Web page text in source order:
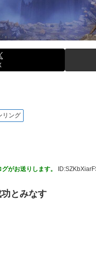
よるライトハローさんとの最
、あまりにも時代を先取り
本総合病院の手術室の様
ちゃんの水着modeか・・・！
ミホークとビスタさん、遥
本総合病院の手術室の様子
なで大家さん」→実態は
TVアニメが7月から放送さ
アコン騒動【ぷちかれシリ
営記183-雑談所ネタ118 懺
じわと逝き始める
ローンをネット発射装置で
リング
がお送りします。
とみなす